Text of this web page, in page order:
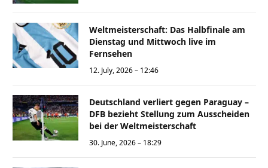
Weltmeisterschaft: Das Halbfinale am
Dienstag und Mittwoch live im
Fernsehen
12. July, 2026 – 12:46
Deutschland verliert gegen Paraguay –
DFB bezieht Stellung zum Ausscheiden
bei der Weltmeisterschaft
30. June, 2026 – 18:29